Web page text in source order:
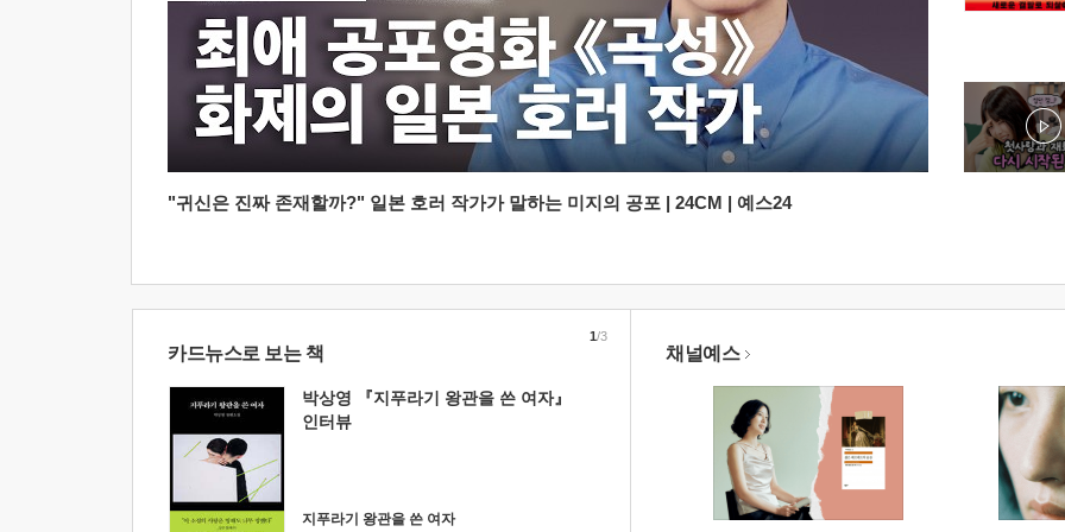
"귀신은 진짜 존재할까?" 일본 호러 작가가 말하는 미지의 공포 | 24CM | 예스24
카드뉴스로 보는 책
박상영 『지푸라기 왕관을 쓴 여자』
인터뷰
지푸라기 왕관을 쓴 여자
1/3
채널예스